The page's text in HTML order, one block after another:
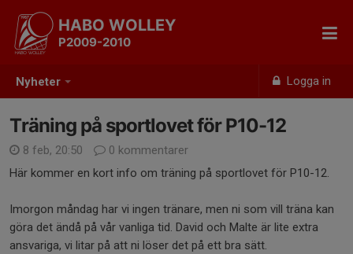
Nyheter Logga in
HABO WOLLEY
P2009-2010
Träning på sportlovet för P10-12
8 feb, 20:50
0 kommentarer
Här kommer en kort info om träning på sportlovet för P10-12.
Imorgon måndag har vi ingen tränare, men ni som vill träna kan
göra det ändå på vår vanliga tid. David och Malte är lite extra
ansvariga, vi litar på att ni löser det på ett bra sätt.